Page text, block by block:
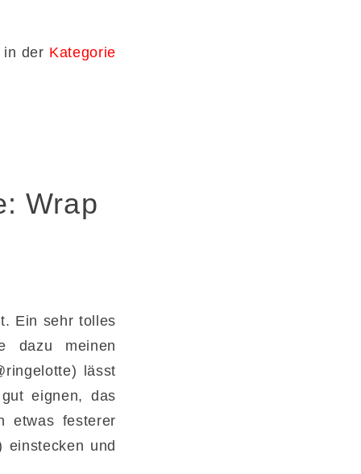
in der Kategorie
Wrap
Ein sehr tolles
dazu meinen
lässt
eignen, das
etwas festerer
und